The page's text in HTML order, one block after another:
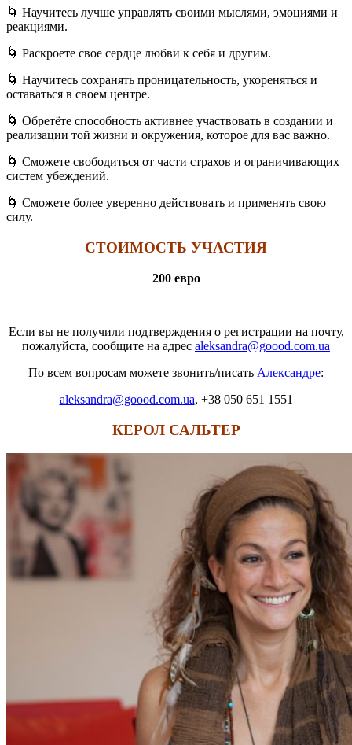
🌀 Научитесь лучше управлять своими мыслями, эмоциями и
реакциями.
🌀 Раскроете свое сердце любви к себя и другим.
🌀 Научитесь сохранять проницательность, укореняться и
оставаться в своем центре.
🌀 Обретёте способность активнее участвовать в создании и
реализации той жизни и окружения, которое для вас важно.
🌀 Сможете свободиться от части страхов и ограничивающих
систем убеждений.
🌀 Сможете более уверенно действовать и применять свою
силу.
СТОИМОСТЬ УЧАСТИЯ
200 евро
Если вы не получили подтверждения о регистрации на почту,
пожалуйста, сообщите на адрес aleksandra@goood.com.ua
По всем вопросам можете звонить/писать Александре:
aleksandra@goood.com.ua, +38 050 651 1551
КЕРОЛ САЛЬТЕР